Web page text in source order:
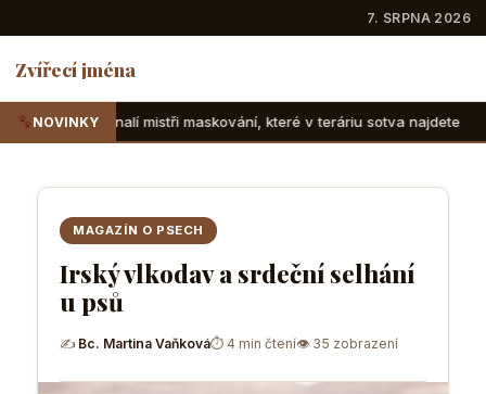
7. SRPNA 2026
Zvířecí jména
NOVINKY
maskování, které v teráriu sotva najdete
MAGAZÍN O PSECH
Irský vlkodav a srdeční selhání
u psů
✍ Bc. Martina Vaňková⏱ 4 min čtení👁 35 zobrazení